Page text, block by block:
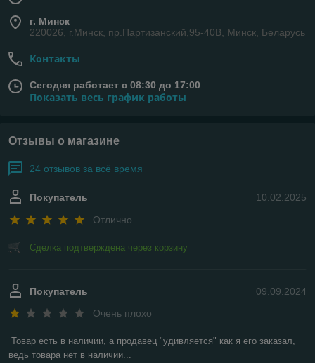
г. Минск
220026, г.Минск, пр.Партизанский,95-40В, Минск, Беларусь
Контакты
Сегодня работает с 08:30 до 17:00
Показать весь график работы
Отзывы о магазине
24 отзывов за всё время
10.02.2025
Покупатель
Отлично
Сделка подтверждена через корзину
09.09.2024
Покупатель
Очень плохо
Товар есть в наличии, а продавец "удивляется" как я его заказал,
ведь товара нет в наличии...